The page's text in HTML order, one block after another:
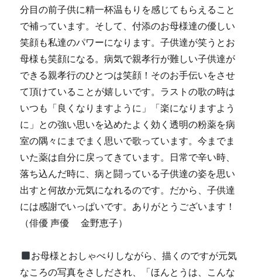
分目の前子供に精一杯温もりを感じてもらえること
で補っています。そして、付添のお母様達の優しい
笑顔も私達のパワーになります。子供達が笑うとお
母様も笑顔になる。病気で親孝行が難しい子供達が
できる親孝行のひとつは笑顔！そのお手伝いをさせ
て頂けていることが嬉しいです。ラストの歌の時は
いつも「良くなりますように」「楽になりますよう
に」との強い思いを込めたよく効く透明の粉薬を病
室の隅々にまでまく思いで歌っています。今までま
いた薬は自分に戻ってきています。日常で辛い時、
落ち込んだ時に、病と闘っている子供達の姿を思い
出すと何故か元気になれるのです。だから、子供達
には感謝でいっぱいです。ありがとうございます！
（俳優 声優 金野恵子）
お母様とおしゃべりしながら、描くのですが元気
なころの写真をさしだされ、「ほんとうは、こんな